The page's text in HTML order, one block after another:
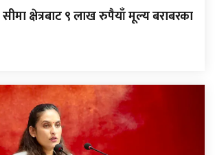
सीमा क्षेत्रबाट ९ लाख रुपैयाँ मूल्य बराबरका